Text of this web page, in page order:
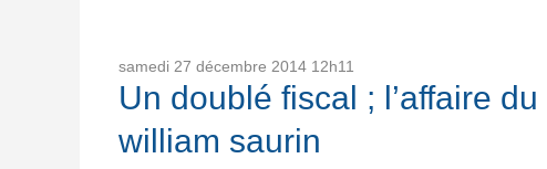
samedi 27 décembre 2014 12h11
Un doublé fiscal ; l’affaire
william saurin